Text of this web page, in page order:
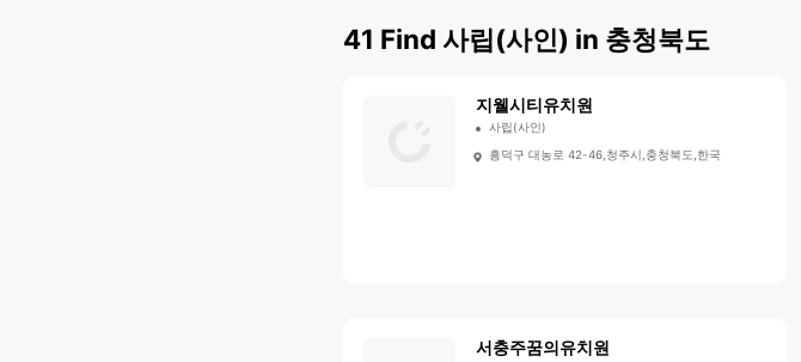
41 Find 사립(사인) in 충청북도
지웰시티유치원
사립(사인)
흥덕구 대농로 42-46,청주시,충청북도,한국
서충주꿈의유치원